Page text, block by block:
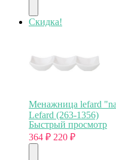
Скидка!
Менажница lefard
Lefard (263-1356)
Быстрый просмотр
364 ₽ 220 ₽